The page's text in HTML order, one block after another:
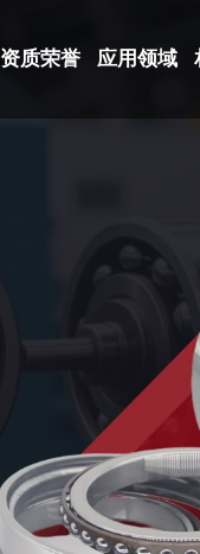
资质荣誉 应用领域